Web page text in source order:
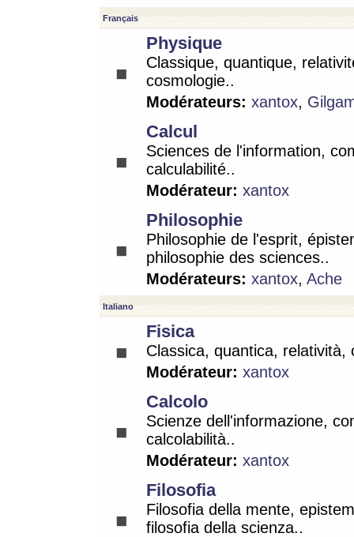
Français
Physique
Classique, quantique,
cosmologie..
Modérateurs: xantox,
Calcul
Sciences de l'information,
calculabilité..
Modérateur: xantox
Philosophie
Philosophie de l'esprit,
philosophie des sciences..
Modérateurs: xantox, Ache
Italiano
Fisica
Classica, quantica, relatività,
Modérateur: xantox
Calcolo
Scienze dell'informazione,
calcolabilità..
Modérateur: xantox
Filosofia
Filosofia della mente,
filosofia della scienza..